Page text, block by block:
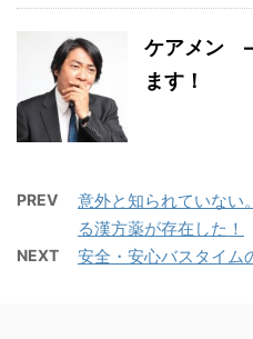
ケアメン
ます！
PREV
意外と知られていない
る漢方薬が存在した！
NEXT 安全・安心バスタイム